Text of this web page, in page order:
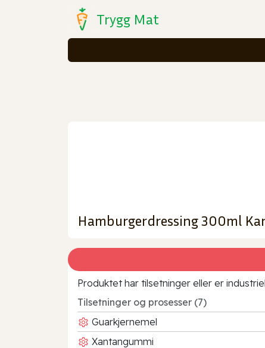
Trygg Mat
Hamburgerdressing 300ml
Produktet har tilsetninger eller er
Tilsetninger og prosesser (7)
Guarkjernemel
Xantangummi